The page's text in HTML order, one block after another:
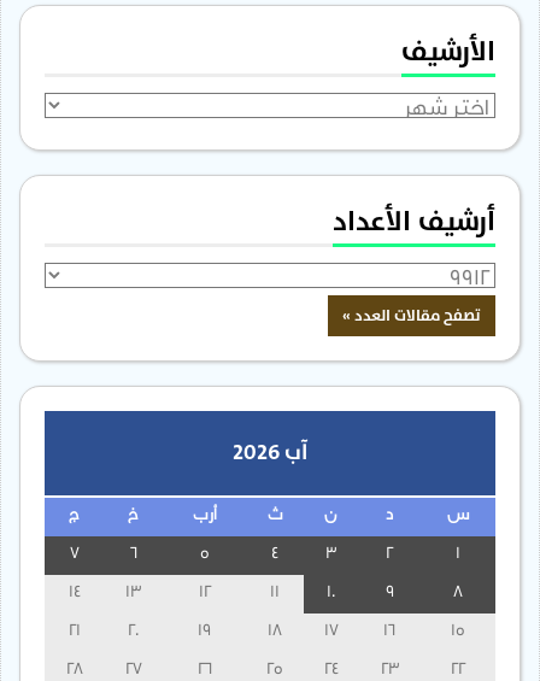
الأرشيف
الأرشيف
أرشيف الأعداد
آب 2026
س ن ث أرب خ ج
3
13
14
15
16
17
18
19
20
21
22
23
24
25
26
27
28